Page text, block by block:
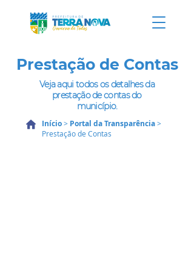
Prestação de Contas
Veja aqui todos os detalhes da
prestação de contas do
município.
Início> Portal da Transparência>
Prestação de Contas